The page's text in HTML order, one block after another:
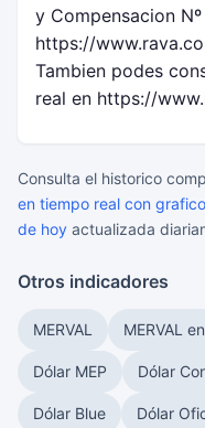
y Compensacion
https://
Tambien podes
real en https://
Consulta el historico
en tiempo real con
de hoy actualizada
Otros indicadores
MERVAL MERVAL
Dólar MEP Dólar
Dólar Blue Dólar